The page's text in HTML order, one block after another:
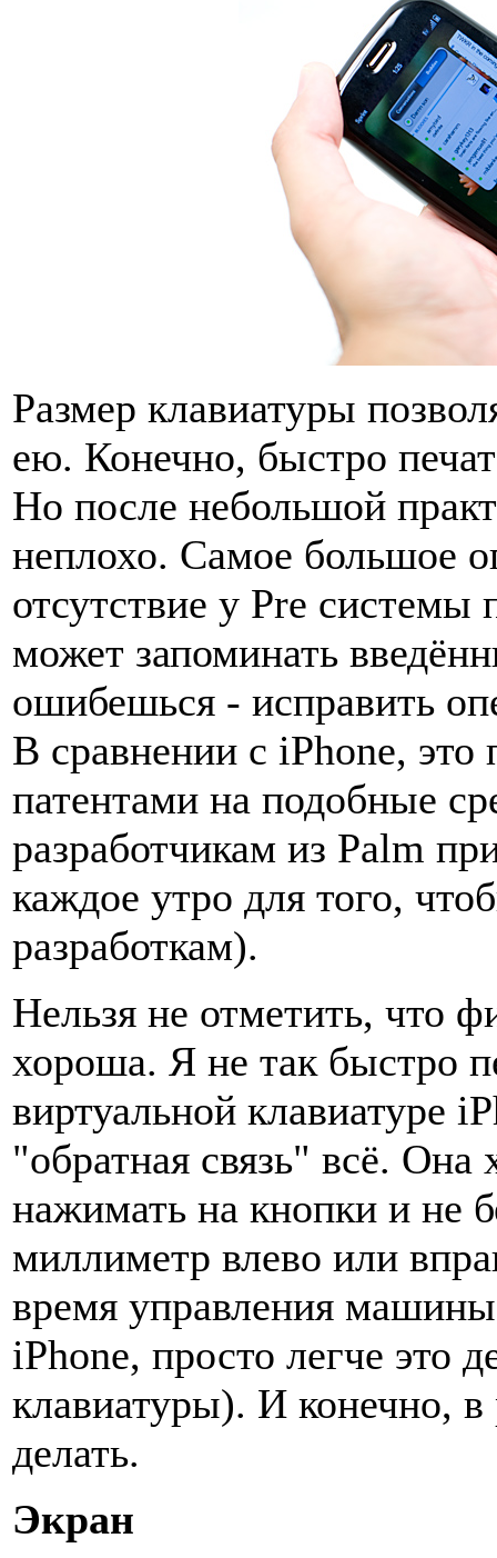
Размер клавиатуры
ею. Конечно, быстро
Но после небольшой
неплохо. Самое большое
отсутствие у Pre системы
может запоминать
ошибешься - исправить
В сравнении с iPhone, это
патентами на подобные
разработчикам из Palm
каждое утро для того,
разработкам).
Нельзя не отметить, что
хороша. Я не так быстро
виртуальной клавиатуре
"обратная связь" всё.
нажимать на кнопки и не
миллиметр влево или
время управления
iPhone, просто легче это
клавиатуры). И конечно,
делать.
Экран